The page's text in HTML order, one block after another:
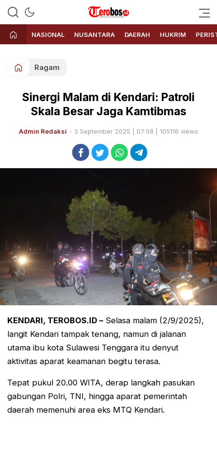
Terobos.id – Kabar terkini dari
Indonesia
Media siber yang menyajikan
berita terbaru dan kabar terkini
dari Indonesia untuk dunia
NASIONAL NUSANTARA DAERAH HUKRIM
Ragam
Sinergi Malam di Kendari: Patroli
Skala Besar Jaga Kamtibmas
Admin Redaksi - 3 September 2025 | 07:58 | 105116 views
KENDARI, TEROBOS.ID – Selasa malam (2/9/2025),
langit Kendari tampak tenang, namun di jalanan
utama ibu kota Sulawesi Tenggara itu denyut
aktivitas aparat keamanan begitu terasa.
Tepat pukul 20.00 WITA, derap langkah pasukan
gabungan Polri, TNI, hingga aparat pemerintah
daerah memenuhi area eks MTQ Kendari.